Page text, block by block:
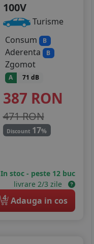
100V
Turisme
Consum
B
Aderenta B
Zgomot
A 71 dB
387 RON
471 RON
Discount 17%
In stoc - peste 12 buc
livrare 2/3 zile
4 Adauga in cos